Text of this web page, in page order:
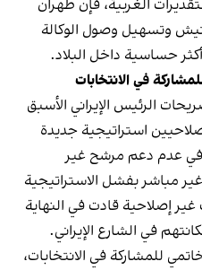
الغربية، فإن طهران
وتسهيل وصول الوكالة
حساسية داخل البلاد.
في الانتخابات
الرئيس الإيراني الأسبق
استراتيجية جديدة
في عدم دعم مرشح غير
مباشر بفشل الاستراتيجية
إصلاحية قادت في النهاية
في الشارع الإيراني.
للمشاركة في الانتخابات،